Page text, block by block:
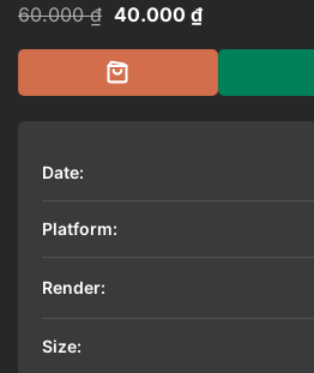
60.000₫ Giá
là:
60.000 ₫.
40.000 ₫Giá
hiện
tại
40.000 ₫.
Date:
Platform:
Render:
Size: